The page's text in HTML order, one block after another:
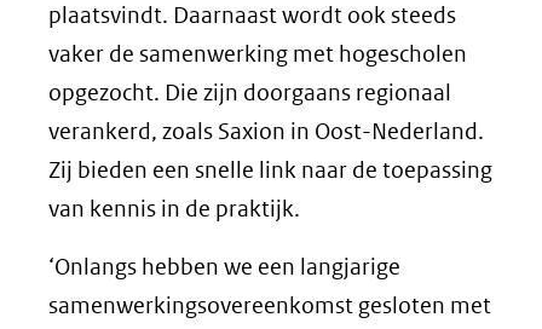
plaatsvindt. Daarnaast wordt ook steeds
vaker de samenwerking met hogescholen
opgezocht. Die zijn doorgaans regionaal
verankerd, zoals Saxion in Oost-Nederland.
Zij bieden een snelle link naar de toepassing
van kennis in de praktijk.
‘Onlangs hebben we een langjarige
samenwerkingsovereenkomst gesloten met